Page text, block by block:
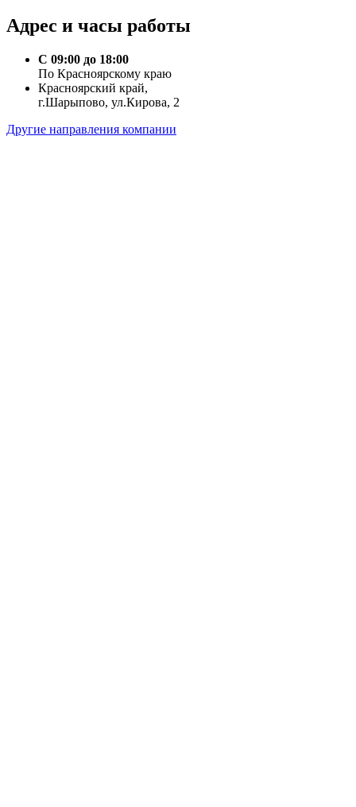
Адрес и часы работы
С 09:00 до 18:00
По Красноярскому краю
Красноярский край,
г.Шарыпово, ул.Кирова, 2
Другие направления компании